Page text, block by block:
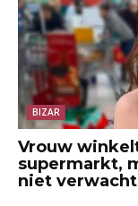
BIZAR
Vrouw
supermarkt,
niet